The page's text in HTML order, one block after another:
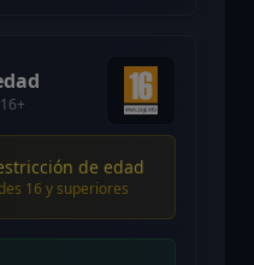
de edad
16 y superiores